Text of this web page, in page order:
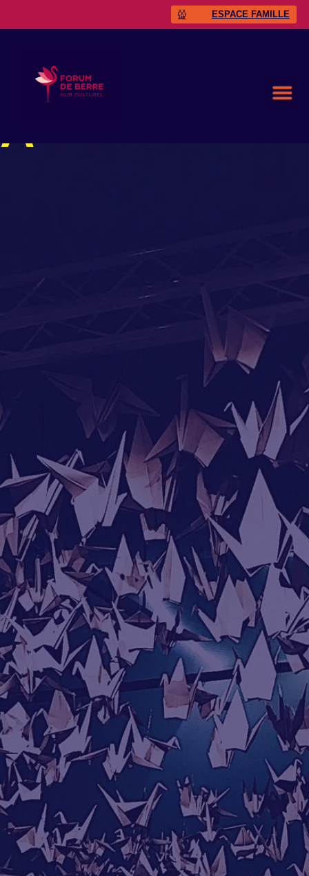
ESPACE FAMILLE